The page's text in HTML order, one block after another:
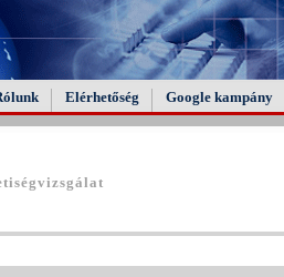
Elérhetőség Google kampány